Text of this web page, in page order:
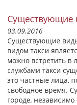
Существующие
03.09.2016
Существующие
видом такси
можно встретить в
службами такси
это частные лица,
свободное время.
городе,